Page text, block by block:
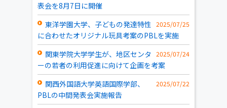
表会を8月7日に開催
2025/07/25
東洋学園大学、子どもの発達特性
に合わせたオリジナル玩具考案のPBLを実施
2025/07/24
関東学院大学学生が、地区センタ
ーの若者の利用促進に向けて企画を考案
2025/07/22
関西外国語大学英語国際学部、
PBLの中間発表会実施報告